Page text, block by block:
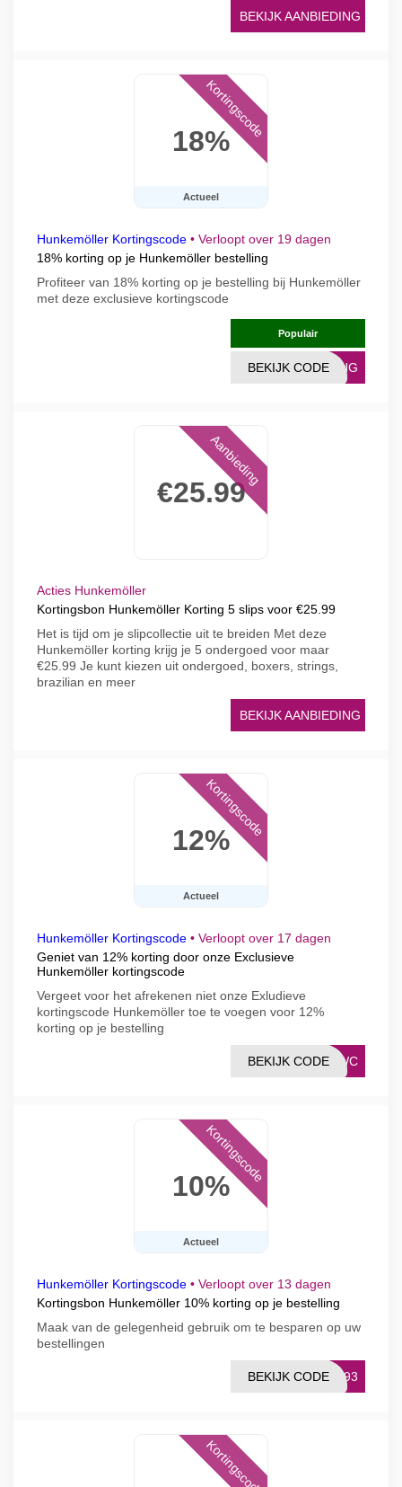
BEKIJK AANBIEDING
18%
Actueel
Kortingscode
Hunkemöller Kortingscode • Verloopt over 19 dagen
18% korting op je Hunkemöller bestelling
Profiteer van 18% korting op je bestelling bij Hunkemöller
met deze exclusieve kortingscode
Populair
TING
BEKIJK CODE
€25.99
Aanbieding
Acties Hunkemöller
Kortingsbon Hunkemöller Korting 5 slips voor €25.99
Het is tijd om je slipcollectie uit te breiden Met deze
Hunkemöller korting krijg je 5 ondergoed voor maar
€25.99 Je kunt kiezen uit ondergoed, boxers, strings,
brazilian en meer
BEKIJK AANBIEDING
12%
Actueel
Kortingscode
Hunkemöller Kortingscode • Verloopt over 17 dagen
Geniet van 12% korting door onze Exclusieve
Hunkemöller kortingscode
Vergeet voor het afrekenen niet onze Exludieve
kortingscode Hunkemöller toe te voegen voor 12%
korting op je bestelling
M4WC
BEKIJK CODE
10%
Actueel
Kortingscode
Hunkemöller Kortingscode • Verloopt over 13 dagen
Kortingsbon Hunkemöller 10% korting op je bestelling
Maak van de gelegenheid gebruik om te besparen op uw
bestellingen
ZS93
BEKIJK CODE
Kortingscode